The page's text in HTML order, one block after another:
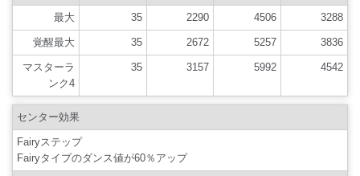
最大 35 2290 4506 3288
覚醒最大 35 2672 5257 3836
マスターラ
ンク4
35 3157 5992 4542
センター効果
Fairyステップ
Fairyタイプのダンス値が60％アップ